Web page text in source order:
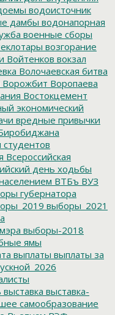
водоисточник
дамбы водонапорная
военные сборы
возгорание
Войтенков вокзал
Волочаевская битва
Ворожбит Воропаева
Востокцемент
экономический
вредные привычки
Всероссийская
день ходьбы
ВТБъ ВУЗ
губернатора
выборы_2021
выборы-2018
ямы
выплаты выплаты за
выставка выставка-
самообразование